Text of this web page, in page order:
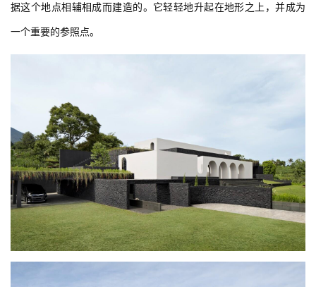
据这个地点相辅相成而建造的。它轻轻地升起在地形之上，并成为
一个重要的参照点。